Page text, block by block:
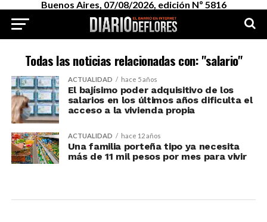
Buenos Aires, 07/08/2026, edición Nº 5816
Todas las noticias relacionadas con: "salario"
ACTUALIDAD hace 5 años
El bajísimo poder adquisitivo de los
salarios en los últimos años dificulta el
acceso a la vivienda propia
ACTUALIDAD hace 12 años
Una familia porteña tipo ya necesita
más de 11 mil pesos por mes para vivir